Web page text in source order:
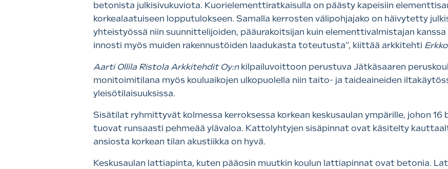
betonista julkisivukuviota. Kuorielementtiratkaisulla on päästy kapeisiin
korkealaatuiseen lopputulokseen. Samalla kerrosten välipohjajako on häivytetty
yhteistyössä niin suunnittelijoiden, pääurakoitsijan kuin elementtivalmistajan
innosti myös muiden rakennustöiden laadukasta toteutusta”, kiittää arkkitehti
Aarti Ollila Ristola Arkkitehdit Oy:nkilpailuvoittoon perustuva Jätkäsaaren
monitoimitilana myös kouluaikojen ulkopuolella niin taito- ja taideaineiden
yleisötilaisuuksissa.
Sisätilat ryhmittyvät kolmessa kerroksessa korkean keskusaulan ympärille, johon
tuovat runsaasti pehmeää ylävaloa. Kattolyhtyjen sisäpinnat ovat käsitelty
ansiosta korkean tilan akustiikka on hyvä.
Keskusaulan lattiapinta, kuten pääosin muutkin koulun lattiapinnat ovat betonia.